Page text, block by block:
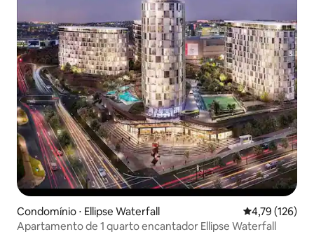
Condomínio ⋅ Ellipse Waterfall 4,79 de uma
4,79 (126)
Apartamento de 1 quarto encantador Ellipse Waterfall